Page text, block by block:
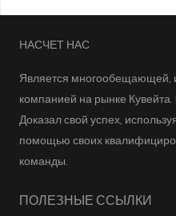
НАСЧЕТ НАС
Является многообещающей,
компанией на рынке
Доказал свой успех,
помощью своих
команды.
ПОЛЕЗНЫЕ ССЫЛКИ